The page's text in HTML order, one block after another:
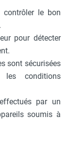
contrôler le bon
pour détecter
sont sécurisées
conditions
par un
soumis à